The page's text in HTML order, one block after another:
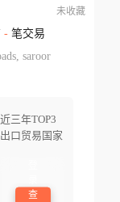
-笔交易
saroor
近三年TOP3
出口贸易国家
查
未收藏